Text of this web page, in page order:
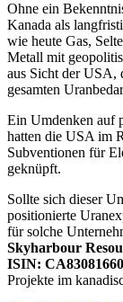
Ohne ein
Kanada als
wie heute Gas,
Metall mit
aus Sicht der USA,
gesamten
Ein Umdenken auf
hatten die USA im
Subventionen für
geknüpft.
Sollte sich dieser
positionierte
für solche
Skyharbour
ISIN:
Projekte im